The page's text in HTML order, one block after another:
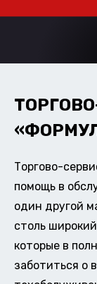
Торгово-
помощь в
один другой
столь
которые в
заботиться о